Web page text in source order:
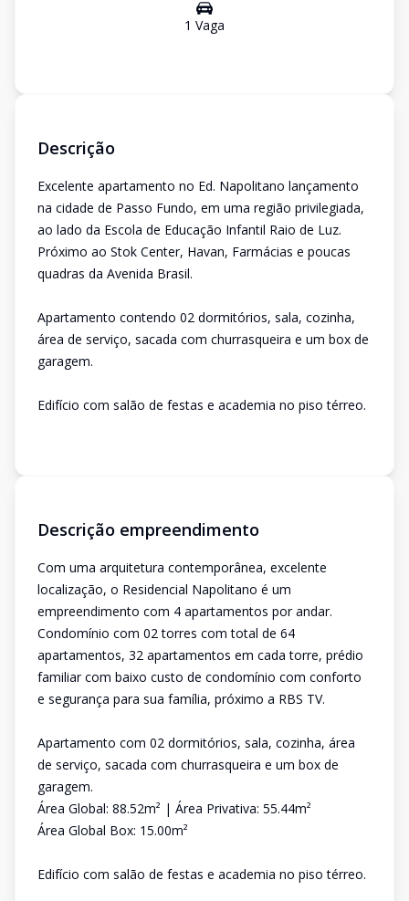
1 Vaga
Descrição
Excelente apartamento no Ed. Napolitano lançamento
na cidade de Passo Fundo, em uma região privilegiada,
ao lado da Escola de Educação Infantil Raio de Luz.
Próximo ao Stok Center, Havan, Farmácias e poucas
quadras da Avenida Brasil.
Apartamento contendo 02 dormitórios, sala, cozinha,
área de serviço, sacada com churrasqueira e um box de
garagem.
Edifício com salão de festas e academia no piso térreo.
Descrição empreendimento
Com uma arquitetura contemporânea, excelente
localização, o Residencial Napolitano é um
empreendimento com 4 apartamentos por andar.
Condomínio com 02 torres com total de 64
apartamentos, 32 apartamentos em cada torre, prédio
familiar com baixo custo de condomínio com conforto
e segurança para sua família, próximo a RBS TV.
Apartamento com 02 dormitórios, sala, cozinha, área
de serviço, sacada com churrasqueira e um box de
garagem.
Área Global: 88.52m² | Área Privativa: 55.44m²
Área Global Box: 15.00m²
Edifício com salão de festas e academia no piso térreo.